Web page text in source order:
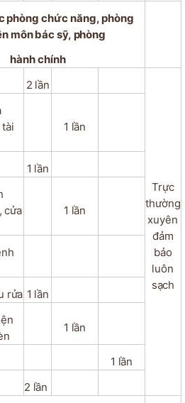
phòng chức năng, phòng
mônbácsỹ, phòng
hànhchính
2 lần
Trực
thường
xuyên
đảm
bảo
luôn
sạch
tài
1 lần
1 lần
cửa
1 lần
rửa 1 lần
1 lần
1 lần
2 lần